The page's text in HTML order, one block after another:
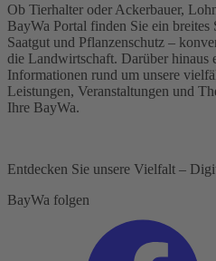
Ob Tierhalter oder Ackerbauer,
BayWa Portal finden Sie ein breites
Saatgut und Pflanzenschutz –
die Landwirtschaft. Darüber hinaus
Informationen rund um unsere
Leistungen, Veranstaltungen und
Ihre BayWa.
Entdecken Sie unsere Vielfalt –
BayWa folgen